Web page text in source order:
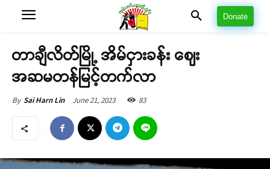
Donate
တာချီလိတ်မြို့ အိမ်ငှားခန်း ဈေး
အဆမတန်မြင့်တက်လာ
By Sai Harn Lin June 21, 2023 83